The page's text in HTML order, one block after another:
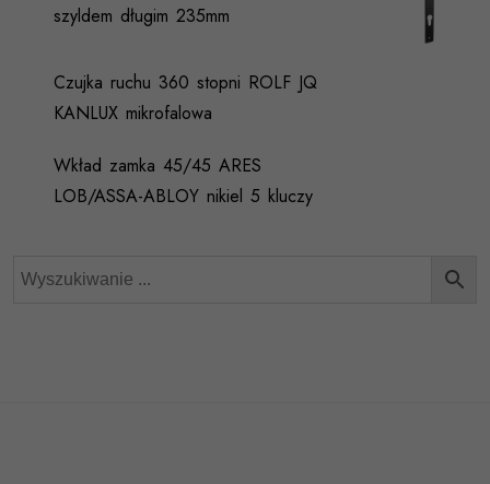
szyldem długim 235mm
Czujka ruchu 360 stopni ROLF JQ
KANLUX mikrofalowa
Wkład zamka 45/45 ARES
LOB/ASSA-ABLOY nikiel 5 kluczy